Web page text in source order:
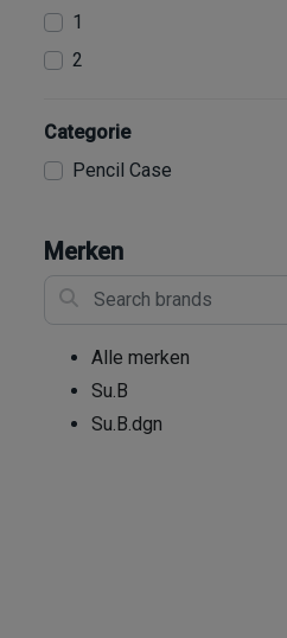
1
2
Categorie
Pencil Case
Merken
Search brands
Alle merken
Su.B
Su.B.dgn